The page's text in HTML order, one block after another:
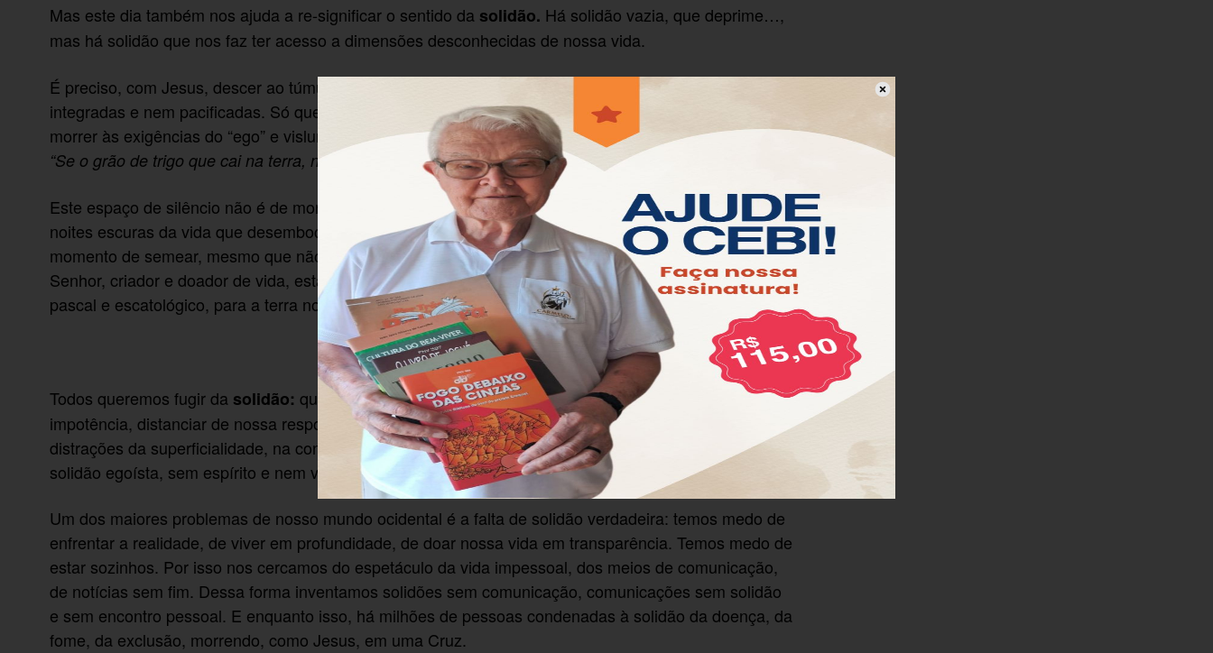
Mas este dia também nos ajuda a re-significar o sentido da solidão. Há solidão vazia, que deprime…,
mas há solidão que nos faz ter acesso a dimensões desconhecidas de nossa vida.
É preciso, com Jesus, descer ao túmulo de nossa interioridade, transitar por espaços e dimensões não
integradas e nem pacificadas. Só quem mergulha nas profundezas de sua existência é capaz de
morrer às exigências do “ego” e vislumbrar as potencialidades de vida que ainda não foram ativadas.
“Se o grão de trigo que cai na terra, não morre, fica só”(Jo 12,24).
Este espaço de silêncio não é de morte, mas de vida germinal, é noite que aponta à aurora, são as
noites escuras da vida que desembocam na alegria da alvorada; é tempo de fé e de esperança, é
momento de semear, mesmo que não vejamos os resultados, é tempo de crer que o Espírito do
Senhor, criador e doador de vida, está fecundando a história e a terra para seu amadurecimento
pascal e escatológico, para a terra nova e o céu novo.
Todos queremos fugir da solidão: queremos escapar de nós mesmos, ocultar nossa fragilidade e
impotência, distanciar de nossa responsabilidade. Com isso, nos refugiamos no ativismo, nas
distrações da superficialidade, na conexão descompromissada… E assim desembocamos numa
solidão egoísta, sem espírito e nem vida, sem amor aos outros, sem verdadeira companhia.
Um dos maiores problemas de nosso mundo ocidental é a falta de solidão verdadeira: temos medo de
enfrentar a realidade, de viver em profundidade, de doar nossa vida em transparência. Temos medo de
estar sozinhos. Por isso nos cercamos do espetáculo da vida impessoal, dos meios de comunicação,
de notícias sem fim. Dessa forma inventamos solidões sem comunicação, comunicações sem solidão
e sem encontro pessoal. E enquanto isso, há milhões de pessoas condenadas à solidão da doença, da
fome, da exclusão, morrendo, como Jesus, em uma Cruz.